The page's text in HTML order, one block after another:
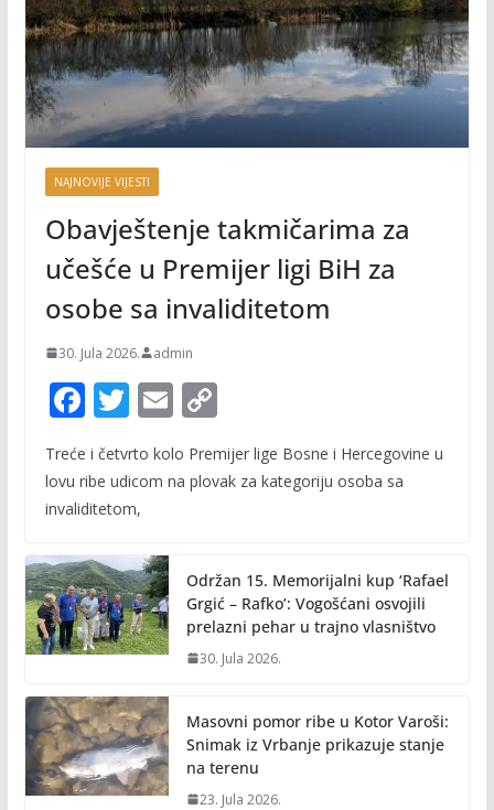
NAJNOVIJE VIJESTI
Obavještenje takmičarima za
učešće u Premijer ligi BiH za
osobe sa invaliditetom
30. Jula 2026. admin
F
e
b
o
k
T
itt
er
E
ai
C
p
n
k
Treće i četvrto kolo Premijer lige Bosne i Hercegovine u
lovu ribe udicom na plovak za kategoriju osoba sa
invaliditetom,
Održan 15. Memorijalni kup ‘Rafael
Grgić – Rafko’: Vogošćani osvojili
prelazni pehar u trajno vlasništvo
30. Jula 2026.
Masovni pomor ribe u Kotor Varoši:
Snimak iz Vrbanje prikazuje stanje
na terenu
23. Jula 2026.